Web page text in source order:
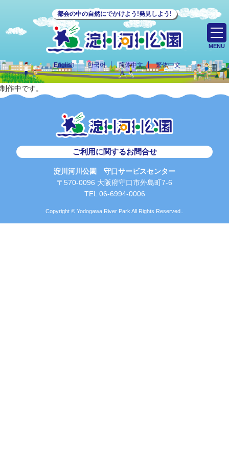
都会の中の自然にでかけよう!発見しよう!
English 한국어 简体中文 繁体中文
MENU
制作中です。
ご利用に関するお問合せ
淀川河川公園 守口サービスセンター
〒570-0096 大阪府守口市外島町7-6
TEL 06-6994-0006
Copyright © Yodogawa River Park All Rights Reserved..